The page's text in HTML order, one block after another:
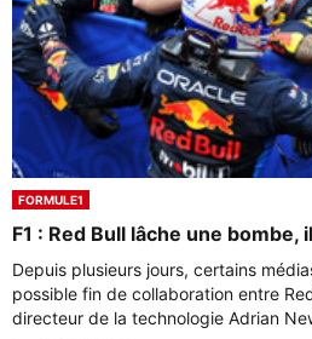
FORMULE1
F1 : Red Bull lâche une bombe,
Depuis plusieurs jours, certains
possible fin de collaboration entre
directeur de la technologie Adrian